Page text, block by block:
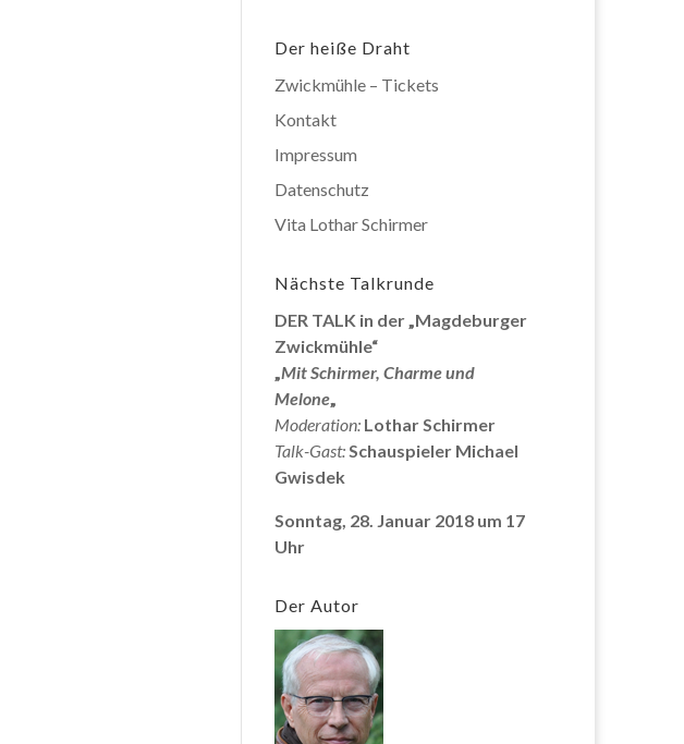
Der heiße Draht
Zwickmühle – Tickets
Kontakt
Impressum
Datenschutz
Vita Lothar Schirmer
Nächste Talkrunde
DER TALK in der „Magdeburger
Zwickmühle“
„Mit Schirmer, Charme und
Melone„
Moderation: Lothar Schirmer
Talk-Gast:Schauspieler Michael
Gwisdek
Sonntag, 28. Januar 2018 um 17
Uhr
Der Autor